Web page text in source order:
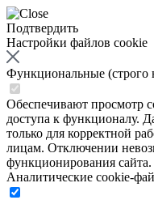
Подтвердить
Настройки файлов cookie
Функциональные
Обеспечивают просмотр
доступа к функционалу.
только для корректной
лицам. Отключении
функционирования сайта.
Аналитические cookie-